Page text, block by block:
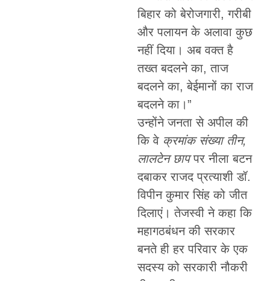
बिहार को बेरोजगारी, गरीबी
और पलायन के अलावा कुछ
नहीं दिया। अब वक्त है
तख्त बदलने का, ताज
बदलने का, बेईमानों का राज
बदलने का।”
उन्होंने जनता से अपील की
कि वे क्रमांक संख्या तीन,
लालटेन छापपर नीला बटन
दबाकर राजद प्रत्याशी डॉ.
विपीन कुमार सिंह को जीत
दिलाएं। तेजस्वी ने कहा कि
महागठबंधन की सरकार
बनते ही हर परिवार के एक
सदस्य को सरकारी नौकरी